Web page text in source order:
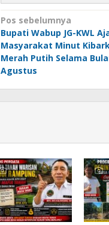
Navigasi
pos
Pos sebelumnya
Bupati Wabup JG-KWL
Masyarakat Minut
Merah Putih Selama
Agustus